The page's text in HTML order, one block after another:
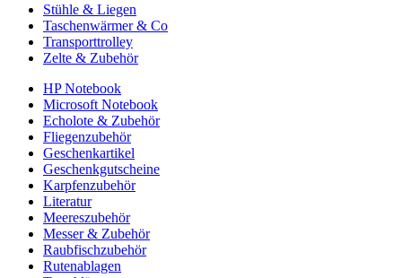
Stühle & Liegen
Taschenwärmer & Co
Transporttrolley
Zelte & Zubehör
HP Notebook
Microsoft Notebook
Echolote & Zubehör
Fliegenzubehör
Geschenkartikel
Geschenkgutscheine
Karpfenzubehör
Literatur
Meereszubehör
Messer & Zubehör
Raubfischzubehör
Rutenablagen